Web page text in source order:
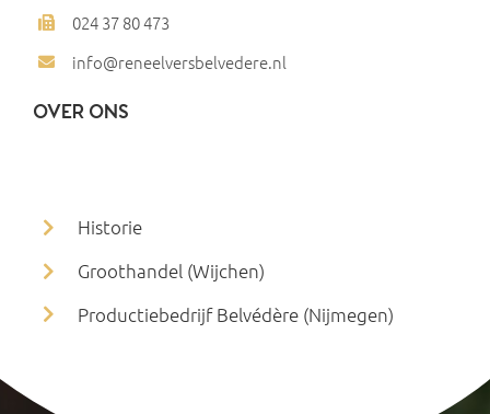
024 37 80 473
info@reneelversbelvedere.nl
OVER ONS
Historie
Groothandel (Wijchen)
Productiebedrijf Belvédère (Nijmegen)